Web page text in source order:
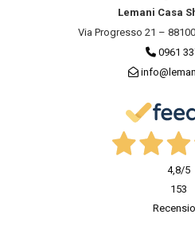
Lemani Casa
Via Progresso 21 –
0961
4,8/5
153